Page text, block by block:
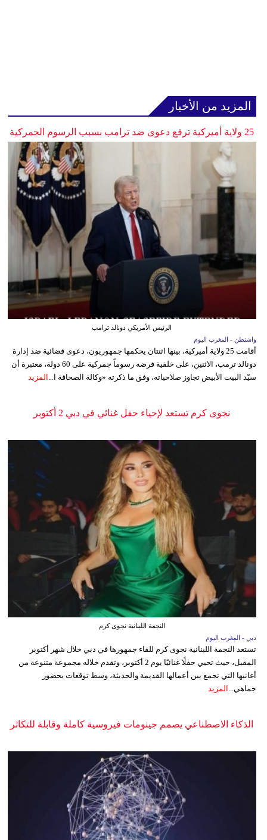
المزيد من الأخبار
25 ولاية أميركية ترفع دعوى ضد ترامب بسبب الرسوم الجمركية
الرئيس الأمريكي دونالد ترامب
واشنطن - المغرب اليوم
أقامت 25 ولاية أميركية، بينها اثنتان يحكمها جمهوريون، دعوى قضائية ضد إدارة
دونالد ترمب، الاثنين، على خلفية فرضه رسوماً جمركية على 60 دولة، معتبرة أن
سيّد البيت الأبيض تجاوز صلاحياته، وفق ما ذكرته «وكالة الصحافة ا... المزيد
نجوى كرم تستعد لإحياء حفل غنائي في دبي 2 أكتوبر
النجمة اللبنانية نجوى كرم
دبي - المغرب اليوم
تستعد النجمة اللبنانية نجوى كرم للقاء جمهورها في دبي خلال شهر أكتوبر
المقبل، حيث تحيي حفلًا غنائيًا يوم 2 أكتوبر، وتقدم خلاله مجموعة متنوعة من
أغانيها التي تجمع بين أعمالها القديمة والحديثة، وسط توقعات بحضور
جماهي...
المزيد
الذكاء الاصطناعي يصمم جينومات فيروسية كاملة وقابلة للتكاثر